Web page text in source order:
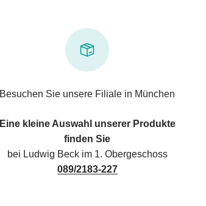
Besuchen Sie unsere Filiale in München
Eine kleine Auswahl unserer Produkte
finden Sie
bei Ludwig Beck im 1. Obergeschoss
089/2183-227